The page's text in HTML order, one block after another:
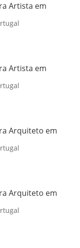
Artista em
Artista em
Arquiteto em
Arquiteto em